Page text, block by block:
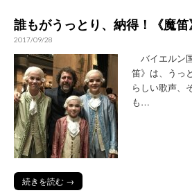
誰もがうっとり、納得！《魔笛
2017/09/28
バイエルン
笛》は、うっ
らしい歌声、
も…
続きを読む →